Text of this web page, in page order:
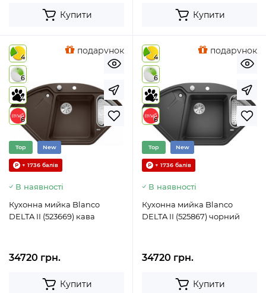
Купити Купити
4
6
4
6
подарунок
Top New
+ 1736 балів
В наявності
Кухонна мийка Blanco
DELTA II (523669) кава
34720 грн.
Купити
4
6
4
6
подарунок
Top New
+ 1736 балів
В наявності
Кухонна мийка Blanco
DELTA II (525867) чорний
34720 грн.
Купити